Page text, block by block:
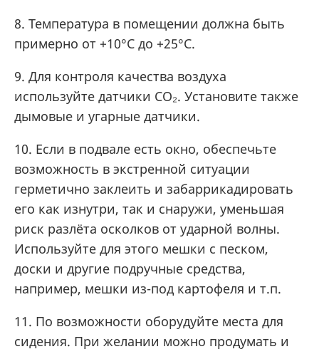
8. Температура в помещении должна быть
примерно от +10°C до +25°C.
9. Для контроля качества воздуха
используйте датчики CO₂. Установите также
дымовые и угарные датчики.
10. Если в подвале есть окно, обеспечьте
возможность в экстренной ситуации
герметично заклеить и забаррикадировать
его как изнутри, так и снаружи, уменьшая
риск разлёта осколков от ударной волны.
Используйте для этого мешки с песком,
доски и другие подручные средства,
например, мешки из-под картофеля и т.п.
11. По возможности оборудуйте места для
сидения. При желании можно продумать и